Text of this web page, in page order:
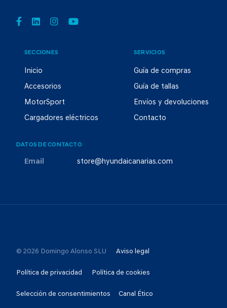
SECCIONES
Inicio
Accesorios
MotorSport
Cargadores eléctricos
SERVICIOS
Guía de compras
Guía de tallas
Envíos y devoluciones
Contacto
DATOS DE CONTACTO
Email store@hyundaicanarias.com
© 2026 Domingo Alonso SLU Aviso legal
Política de privacidad Política de cookies
Selección de consentimientos Canal Ético